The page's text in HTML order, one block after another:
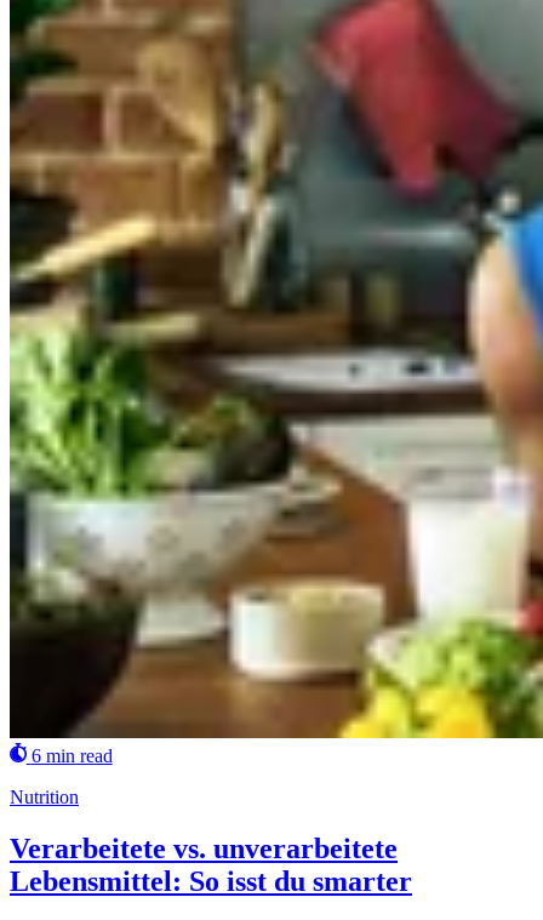
6 min read
Nutrition
Verarbeitete vs. unverarbeitete
Lebensmittel: So isst du smarter